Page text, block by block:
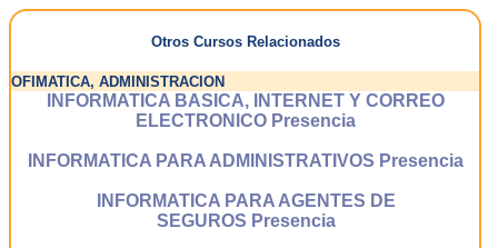
Otros Cursos Relacionados
OFIMATICA, ADMINISTRACION
INFORMATICA BASICA, INTERNET Y CORREO
ELECTRONICO Presencia
INFORMATICA PARA ADMINISTRATIVOS Presencia
INFORMATICA PARA AGENTES DE
SEGUROS Presencia